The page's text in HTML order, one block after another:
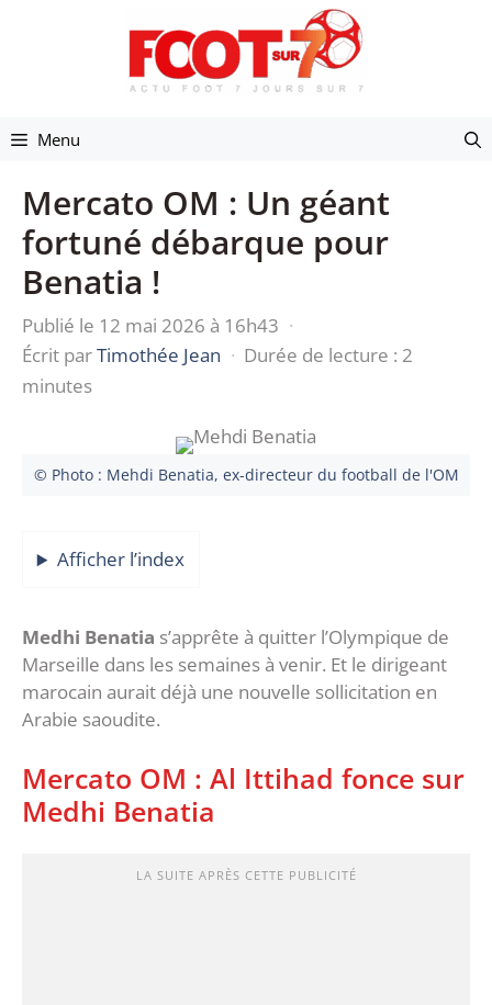
Menu
Mercato OM : Un géant
fortuné débarque pour
Benatia !
Publié le 12 mai 2026 à 16h43 ·
Écrit parTimothée Jean · Durée de lecture : 2
minutes
© Photo : Mehdi Benatia, ex-directeur du football de l'OM
Afficher l’index
Medhi Benatia s’apprête à quitter l’Olympique de
Marseille dans les semaines à venir. Et le dirigeant
marocain aurait déjà une nouvelle sollicitation en
Arabie saoudite.
Mercato OM : Al Ittihad fonce sur
Medhi Benatia
LA SUITE APRÈS CETTE PUBLICITÉ